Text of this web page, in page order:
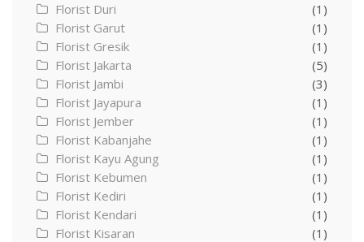
Florist Duri
(1)
Florist Garut
(1)
Florist Gresik
(1)
Florist Jakarta
(5)
Florist Jambi
(3)
Florist Jayapura
(1)
Florist Jember
(1)
Florist Kabanjahe
(1)
Florist Kayu Agung
(1)
Florist Kebumen
(1)
Florist Kediri
(1)
Florist Kendari
(1)
Florist Kisaran
(1)